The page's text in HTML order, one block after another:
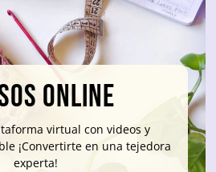
online
virtual con videos y
¡Convertirte en una tejedora
experta!